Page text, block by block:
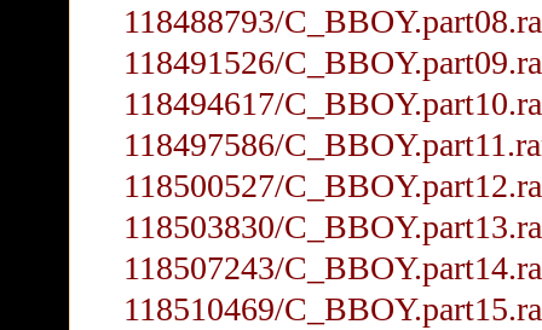
118488793/
118491526/
118494617/
118497586/
118500527/
118503830/
118507243/
118510469/